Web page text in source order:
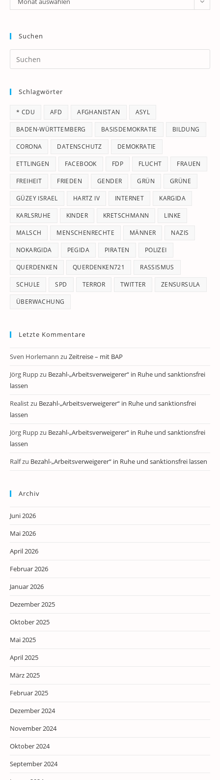
Suchen
Schlagwörter
* CDU AFD AFGHANISTAN ASYL
BADEN-WÜRTTEMBERG BASISDEMOKRATIE BILDUNG
CORONA DATENSCHUTZ DEMOKRATIE
ETTLINGEN FACEBOOK FDP FLUCHT FRAUEN
FREIHEIT FRIEDEN GENDER GRÜN GRÜNE
GÜZEY ISRAEL HARTZ IV INTERNET KARGIDA
KARLSRUHE KINDER KRETSCHMANN LINKE
MALSCH MENSCHENRECHTE MÄNNER NAZIS
NOKARGIDA PEGIDA PIRATEN POLIZEI
QUERDENKEN QUERDENKEN721 RASSISMUS
SCHULE SPD TERROR TWITTER ZENSURSULA
ÜBERWACHUNG
Letzte Kommentare
Sven Horlemann zu Zeitreise – mit BAP
Jörg Ruppzu Bezahl-„Arbeitsverweigerer“ in Ruhe und sanktionsfrei
lassen
Realistzu Bezahl-„Arbeitsverweigerer“ in Ruhe und sanktionsfrei
lassen
Jörg Ruppzu Bezahl-„Arbeitsverweigerer“ in Ruhe und sanktionsfrei
lassen
Ralfzu Bezahl-„Arbeitsverweigerer“ in Ruhe und sanktionsfrei lassen
Archiv
Juni 2026
Mai 2026
April 2026
Februar 2026
Januar 2026
Dezember 2025
Oktober 2025
Mai 2025
April 2025
März 2025
Februar 2025
Dezember 2024
November 2024
Oktober 2024
September 2024